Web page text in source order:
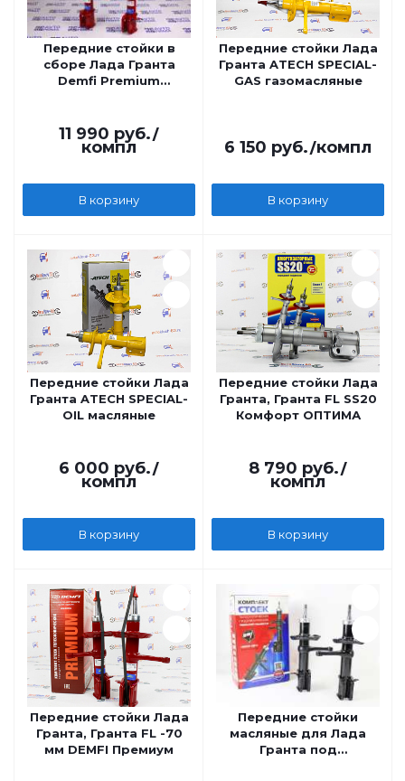
Передние стойки в
сборе Лада Гранта
Demfi Premium
11 990 руб./
компл
В корзину
Передние стойки Лада
Гранта ATECH SPECIAL-
GAS газомасляные
6 150 руб./компл
В корзину
Передние стойки Лада
Гранта ATECH SPECIAL-
OIL масляные
6 000 руб./
компл
В корзину
Передние стойки Лада
Гранта, Гранта FL SS20
Комфорт ОПТИМА
8 790 руб./
компл
В корзину
Передние стойки Лада
Гранта, Гранта FL -70
мм DEMFI Премиум
Передние стойки
масляные для Лада
Гранта под